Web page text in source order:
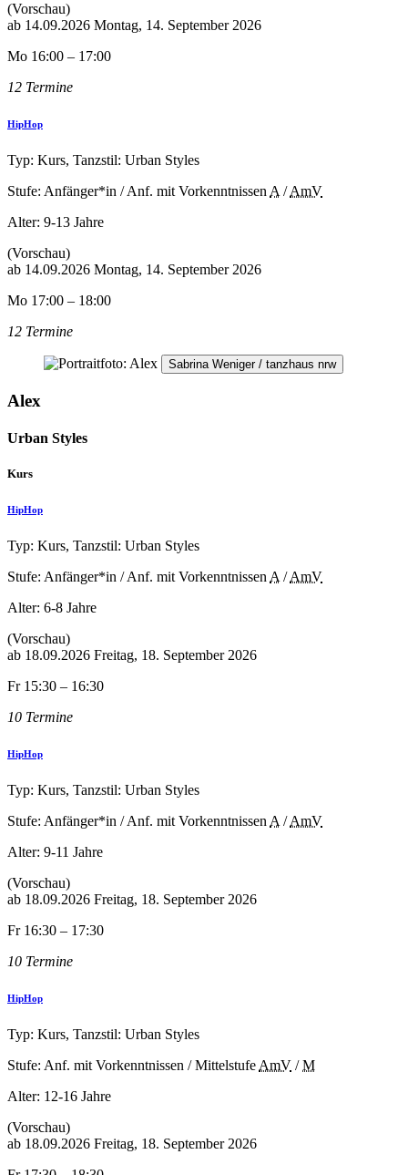
(Vorschau)
ab 14.09.2026 Montag, 14. September 2026
Mo 16:00 – 17:00
12 Termine
HipHop
Typ: Kurs, Tanzstil: Urban Styles
Stufe: Anfänger*in / Anf. mit Vorkenntnissen A /AmV
Alter: 9-13 Jahre
(Vorschau)
ab 14.09.2026 Montag, 14. September 2026
Mo 17:00 – 18:00
12 Termine
Sabrina Weniger / tanzhaus nrw
Alex
Urban Styles
Kurs
HipHop
Typ: Kurs, Tanzstil: Urban Styles
Stufe: Anfänger*in / Anf. mit Vorkenntnissen A /AmV
Alter: 6-8 Jahre
(Vorschau)
ab 18.09.2026 Freitag, 18. September 2026
Fr 15:30 – 16:30
10 Termine
HipHop
Typ: Kurs, Tanzstil: Urban Styles
Stufe: Anfänger*in / Anf. mit Vorkenntnissen A /AmV
Alter: 9-11 Jahre
(Vorschau)
ab 18.09.2026 Freitag, 18. September 2026
Fr 16:30 – 17:30
10 Termine
HipHop
Typ: Kurs, Tanzstil: Urban Styles
Stufe: Anf. mit Vorkenntnissen / Mittelstufe AmV /M
Alter: 12-16 Jahre
(Vorschau)
ab 18.09.2026 Freitag, 18. September 2026